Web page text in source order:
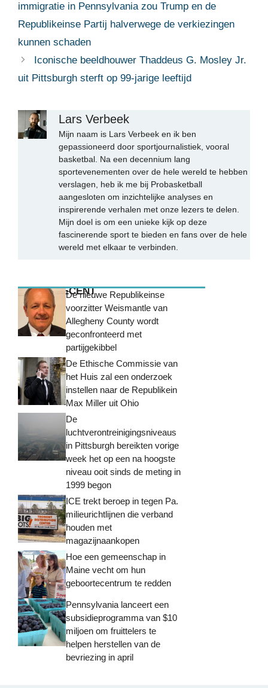
immigratie in Pennsylvania zou Trump en de
Republikeinse Partij halverwege de verkiezingen
kunnen schaden
Iconische beeldhouwer Thaddeus G. Mosley Jr.
uit Pittsburgh sterft op 99-jarige leeftijd
Lars Verbeek
Mijn naam is Lars Verbeek en ik ben
gepassioneerd door sportjournalistiek, vooral
basketbal. Na een decennium lang
sportevenementen over de hele wereld te hebben
verslagen, heb ik me bij Probasketball
aangesloten om inzichtelijke analyses en
inspirerende verhalen met onze lezers te delen.
Mijn doel is om een unieke kijk op deze
fascinerende sport te bieden en fans over de hele
wereld met elkaar te verbinden.
MEEST RECENTDe nieuwe Republikeinse
voorzitter Weismantle van
Allegheny County wordt
geconfronteerd met
partijgekibbel
De Ethische Commissie van
het Huis zal een onderzoek
instellen naar de Republikein
Max Miller uit Ohio
De
luchtverontreinigingsniveaus
in Pittsburgh bereikten vorige
week het op een na hoogste
niveau ooit sinds de meting in
1999 begon
ICE trekt beroep in tegen Pa.
milieurichtlijnen die verband
houden met
magazijnaankopen
Hoe een gemeenschap in
Maine vecht om hun
geboortecentrum te redden
Pennsylvania lanceert een
subsidieprogramma van $10
miljoen om fruittelers te
helpen herstellen van de
bevriezing in april